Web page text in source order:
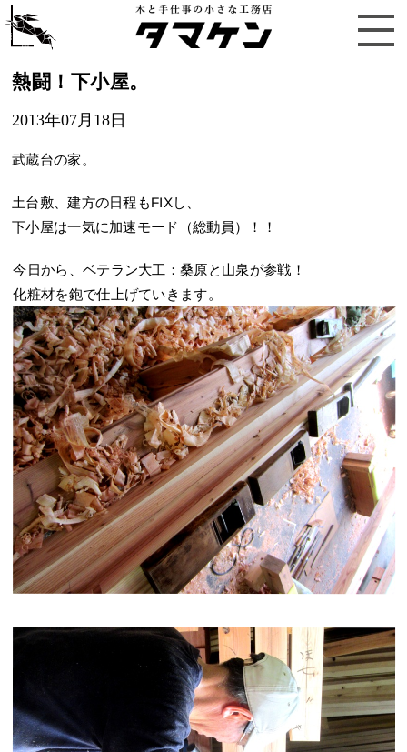
熱闘！下小屋。
2013年07月18日
武蔵台の家。
土台敷、建方の日程もFIXし、
下小屋は一気に加速モード（総動員）！！
今日から、ベテラン大工：桑原と山泉が参戦！
化粧材を鉋で仕上げていきます。